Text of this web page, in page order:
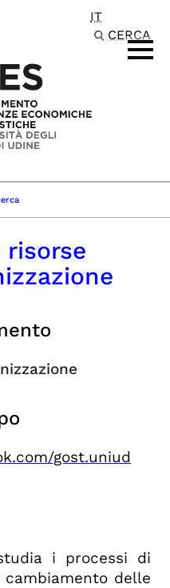
IT
CERCA
risorse
gost.uniud
i processi di
delle